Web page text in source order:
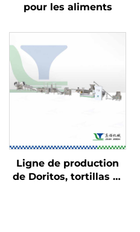
pour les aliments
Ligne de production
de Doritos, tortillas et